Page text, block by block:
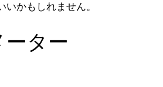
かもしれません。
ター